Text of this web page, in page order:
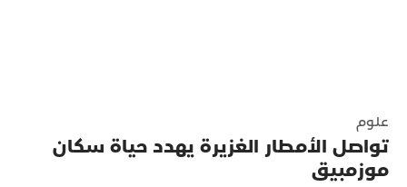
علوم
تواصل الأمطار الغزيرة يهدد حياة سكان
موزمبيق